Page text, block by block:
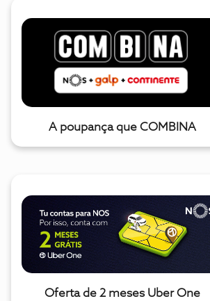
A poupança que COMBINA
Oferta de 2 meses Uber One